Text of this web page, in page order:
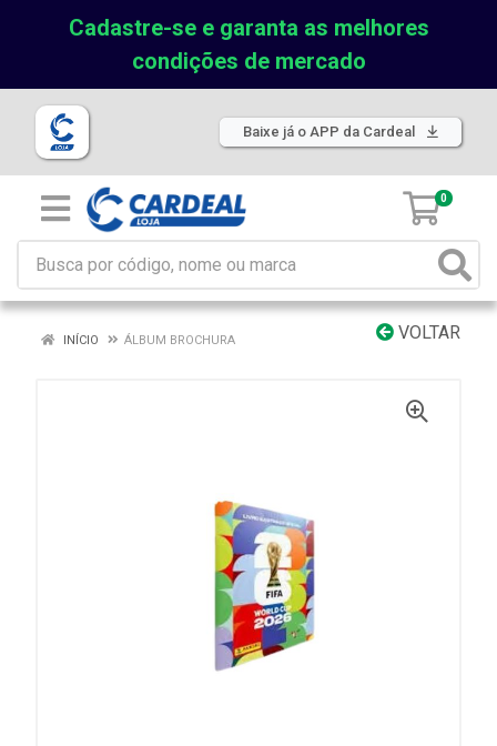
Cadastre-se e garanta as melhores
condições de mercado
Baixe já o APP da Cardeal
0
VOLTAR
INÍCIO ÁLBUM BROCHURA